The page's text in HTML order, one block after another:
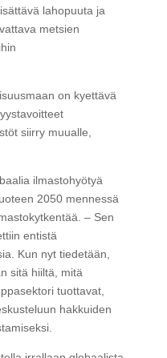
lahopuuta ja
metsien
on kyettävä
siirry muualle,
ilmastohyötyä
2050 mennessä
– Sen
entistä
Kun nyt tiedetään,
sitä hiiltä, mitä
tuottavat,
hakkuiden